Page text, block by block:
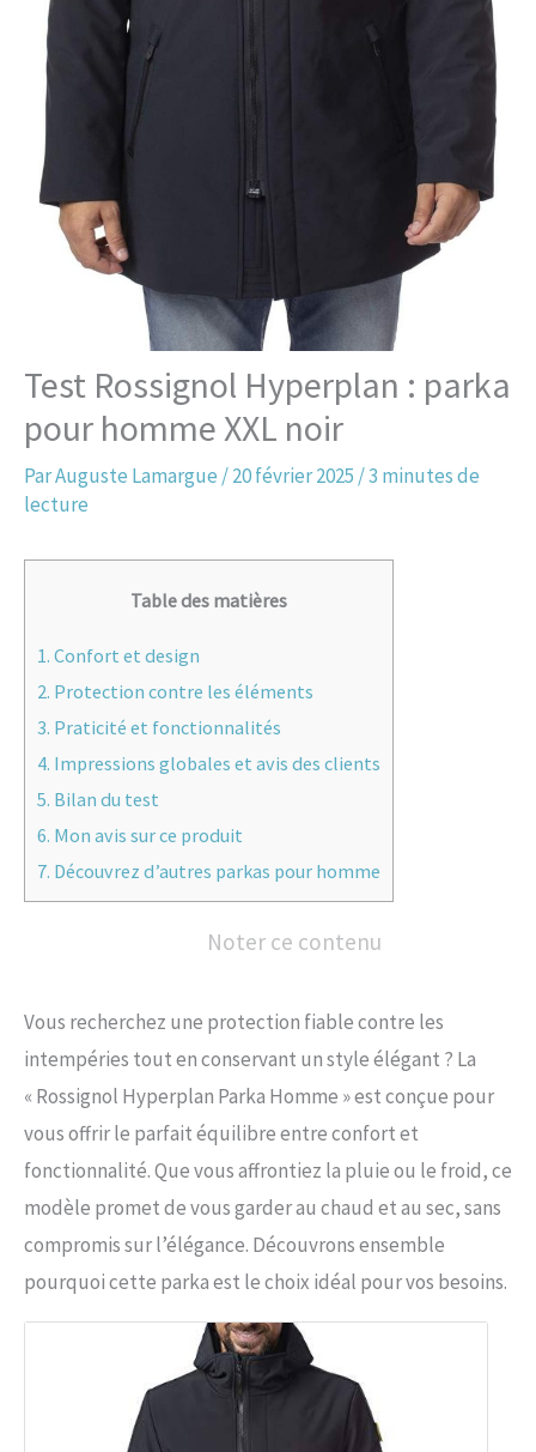
Test Rossignol Hyperplan : parka
pour homme XXL noir
ParAuguste Lamargue /20 février 2025 /3 minutes de
lecture
Table des matières
1. Confort et design
2. Protection contre les éléments
3. Praticité et fonctionnalités
4. Impressions globales et avis des clients
5. Bilan du test
6. Mon avis sur ce produit
7. Découvrez d’autres parkas pour homme
Noter ce contenu
Vous recherchez une protection fiable contre les
intempéries tout en conservant un style élégant ? La
« Rossignol Hyperplan Parka Homme » est conçue pour
vous offrir le parfait équilibre entre confort et
fonctionnalité. Que vous affrontiez la pluie ou le froid, ce
modèle promet de vous garder au chaud et au sec, sans
compromis sur l’élégance. Découvrons ensemble
pourquoi cette parka est le choix idéal pour vos besoins.